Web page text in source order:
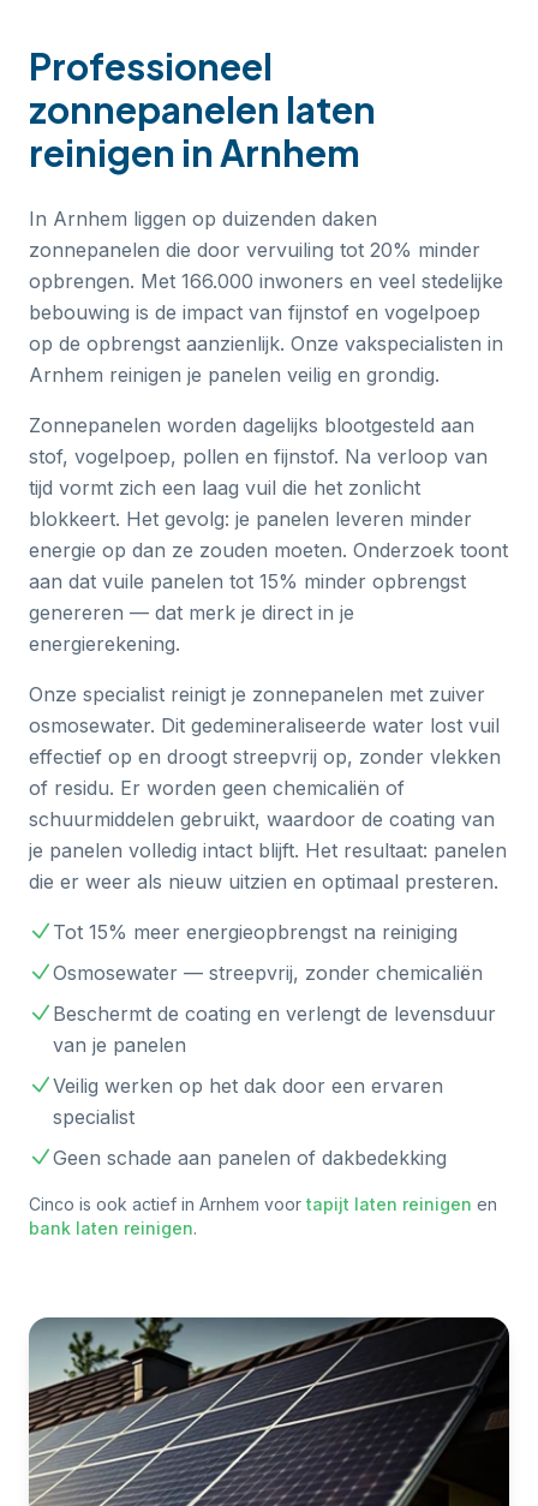
Professioneel
zonnepanelen laten
reinigen inArnhem
In Arnhem liggen op duizenden daken
zonnepanelen die door vervuiling tot 20% minder
opbrengen. Met 166.000 inwoners en veel stedelijke
bebouwing is de impact van fijnstof en vogelpoep
op de opbrengst aanzienlijk. Onze vakspecialisten in
Arnhem reinigen je panelen veilig en grondig.
Zonnepanelen worden dagelijks blootgesteld aan
stof, vogelpoep, pollen en fijnstof. Na verloop van
tijd vormt zich een laag vuil die het zonlicht
blokkeert. Het gevolg: je panelen leveren minder
energie op dan ze zouden moeten. Onderzoek toont
aan dat vuile panelen tot 15% minder opbrengst
genereren — dat merk je direct in je
energierekening.
Onze specialist reinigt je zonnepanelen met zuiver
osmosewater. Dit gedemineraliseerde water lost vuil
effectief op en droogt streepvrij op, zonder vlekken
of residu. Er worden geen chemicaliën of
schuurmiddelen gebruikt, waardoor de coating van
je panelen volledig intact blijft. Het resultaat: panelen
die er weer als nieuw uitzien en optimaal presteren.
Tot 15% meer energieopbrengst na reiniging
Osmosewater — streepvrij, zonder chemicaliën
Beschermt de coating en verlengt de levensduur
van je panelen
Veilig werken op het dak door een ervaren
specialist
Geen schade aan panelen of dakbedekking
Cinco is ook actief in Arnhem voor tapijt laten reinigen en
bank laten reinigen.